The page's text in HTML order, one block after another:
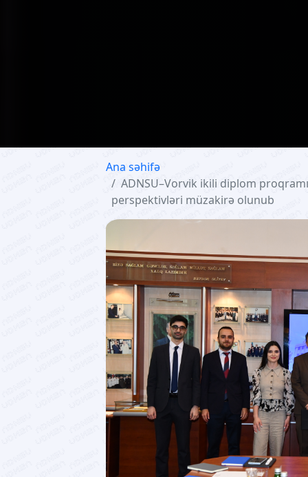
Ana səhifə
ADNSU–Vorvik ikili diplom
perspektivləri müzakirə olunub